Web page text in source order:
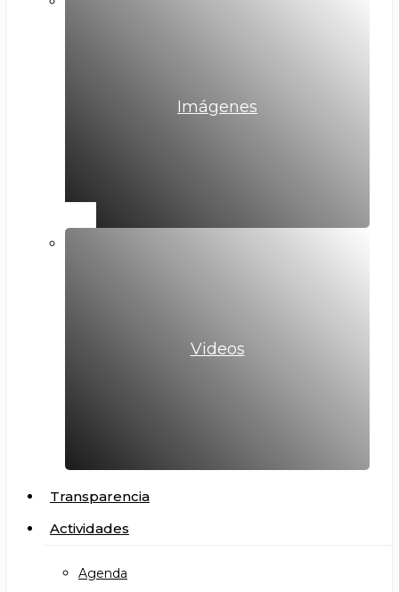
Imágenes
Videos
Transparencia
Actividades
Agenda